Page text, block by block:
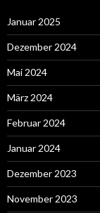
Januar 2025
Dezember 2024
Mai 2024
März 2024
Februar 2024
Januar 2024
Dezember 2023
November 2023